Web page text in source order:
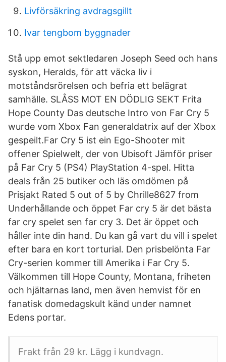
Livförsäkring avdragsgillt
Ivar tengbom byggnader
Stå upp emot sektledaren Joseph Seed och hans
syskon, Heralds, för att väcka liv i
motståndsrörelsen och befria ett belägrat
samhälle. SLÅSS MOT EN DÖDLIG SEKT Frita
Hope County Das deutsche Intro von Far Cry 5
wurde vom Xbox Fan generaldatrix auf der Xbox
gespeilt.Far Cry 5 ist ein Ego-Shooter mit
offener Spielwelt, der von Ubisoft Jämför priser
på Far Cry 5 (PS4) PlayStation 4-spel. Hitta
deals från 25 butiker och läs omdömen på
Prisjakt Rated 5 out of 5 by Chrille8627 from
Underhållande och öppet Far cry 5 är det bästa
far cry spelet sen far cry 3. Det är öppet och
håller inte din hand. Du kan gå vart du vill i spelet
efter bara en kort torturial. Den prisbelönta Far
Cry-serien kommer till Amerika i Far Cry 5.
Välkommen till Hope County, Montana, friheten
och hjältarnas land, men även hemvist för en
fanatisk domedagskult känd under namnet
Edens portar.
Frakt från 29 kr. Lägg i kundvagn.